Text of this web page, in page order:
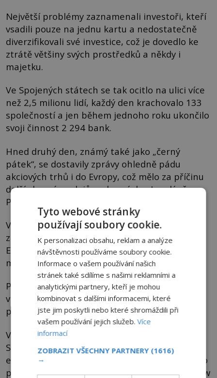
Největší problémy zaznamenali investoři, kteří
vsadili pouze na jednu kartu a nedostatečně
diverzifikovali své investice, což je dovedlo ke
ztrátě většiny svých prostředků a někdy i
majetku.
Ve Spojených státech se tak ocitlo na ulici více
než 2,5 milionu lidí, každý den krachovalo 133
společností a jen během jednoho roku ukončilo
svoji činnost 2 294 bank.
Hned druhý den, známý také jako „černý
pátek“, se dostavily zprávy ohledně pádu
akciových trhů i do Evropy, což mělo za příčinu
další vlnu výprodejů na burzách v Londýně,
Paříži či Berlíně.
Výprodeje i přesto neustávaly a do historie se
zapsalo i „černé pondělí“ a „černé úterý“.
Ekonomiky většiny zemí se začaly hroutit a
miliony lidí přicházeli o své živobytí a domovy.
Pomalu se tedy začalo schylovat k nástupu
velké hospodářské krize, která zasáhla
prakticky celý svět.
V následujících letech se i přes všechno dařilo
Spojeným státům opětovně nastartovat
ekonomiku, a to i pomocí programu tehdejšího
prezidenta Franklina Roosevelta s názvem New
Tyto webové stránky
používají soubory cookie.
K personalizaci obsahu, reklam a analýze
návštěvnosti používáme soubory cookie.
Informace o vašem používání našich
stránek také sdílíme s našimi reklamními a
analytickými partnery, kteří je mohou
kombinovat s dalšími informacemi, které
jste jim poskytli nebo které shromáždili při
vašem používání jejich služeb.Více
informací
ZOBRAZIT VŠECHNY PARTNERY (1616)
→